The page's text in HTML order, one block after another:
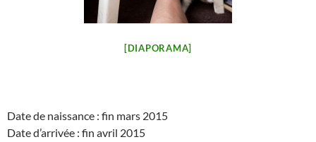
[DIAPORAMA]
Date de naissance : fin mars 2015
Date d’arrivée : fin avril 2015